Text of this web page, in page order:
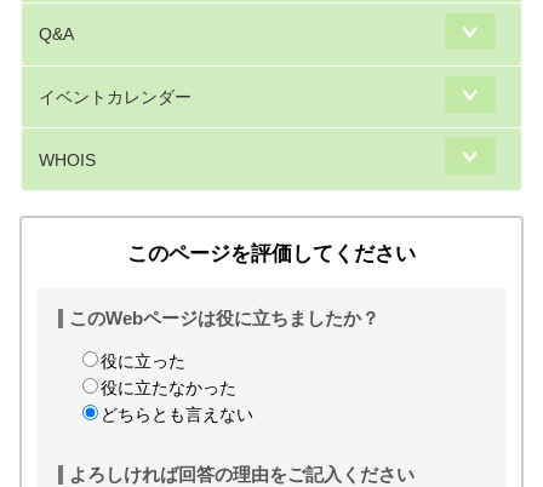
Q&A
イベントカレンダー
WHOIS
このページを評価してください
このWebページは役に立ちましたか？
役に立った
役に立たなかった
どちらとも言えない
よろしければ回答の理由をご記入ください